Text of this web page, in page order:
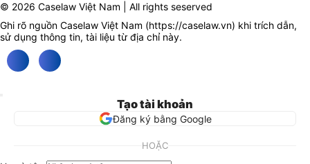
© 2026 Caselaw Việt Nam | All rights seserved
Ghi rõ nguồn Caselaw Việt Nam (https://caselaw.vn) khi trích dẫn,
sử dụng thông tin, tài liệu từ địa chỉ này.
Tạo tài khoản
Đăng ký bằng Google
HOẶC